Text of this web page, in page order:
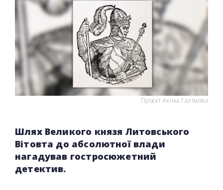
Проєкт Акіма Галімова
Шлях Великого князя Литовського
Вітовта до абсолютної влади
нагадував гостросюжетний
детектив.